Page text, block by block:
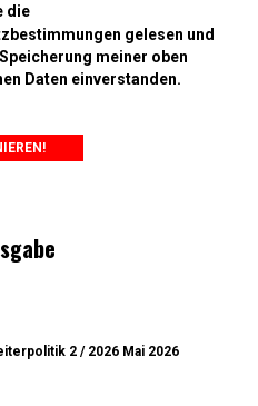
die
gelesen und
meiner oben
Daten einverstanden.
2 / 2026 Mai 2026